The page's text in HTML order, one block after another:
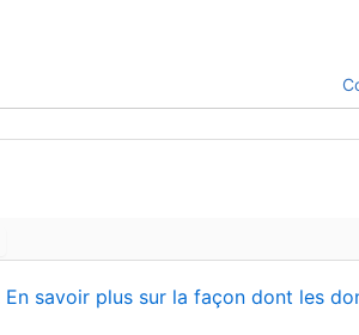
En savoir plus sur la façon dont les